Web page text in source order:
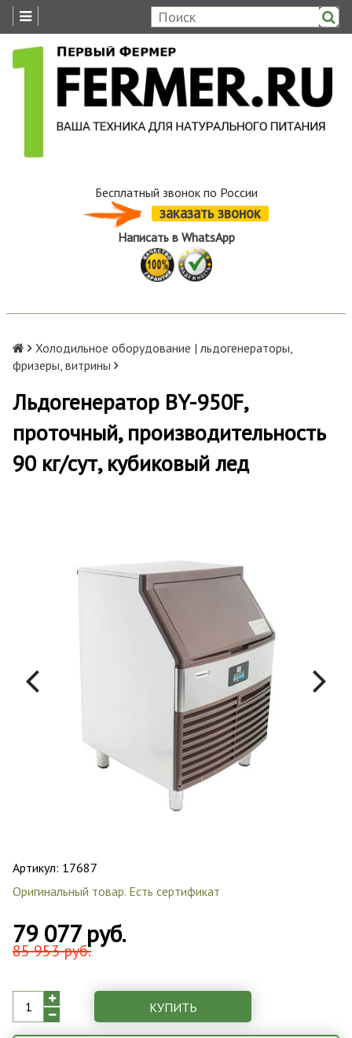
Бесплатный звонок по России
заказать звонок
Написать в WhatsApp
Холодильное оборудование | льдогенераторы,
фризеры, витрины
Льдогенератор BY-950F,
проточный, производительность
90 кг/сут, кубиковый лед
Артикул: 17687
Оригинальный товар. Есть сертификат
79 077 руб.
85 953 руб.
КУПИТЬ